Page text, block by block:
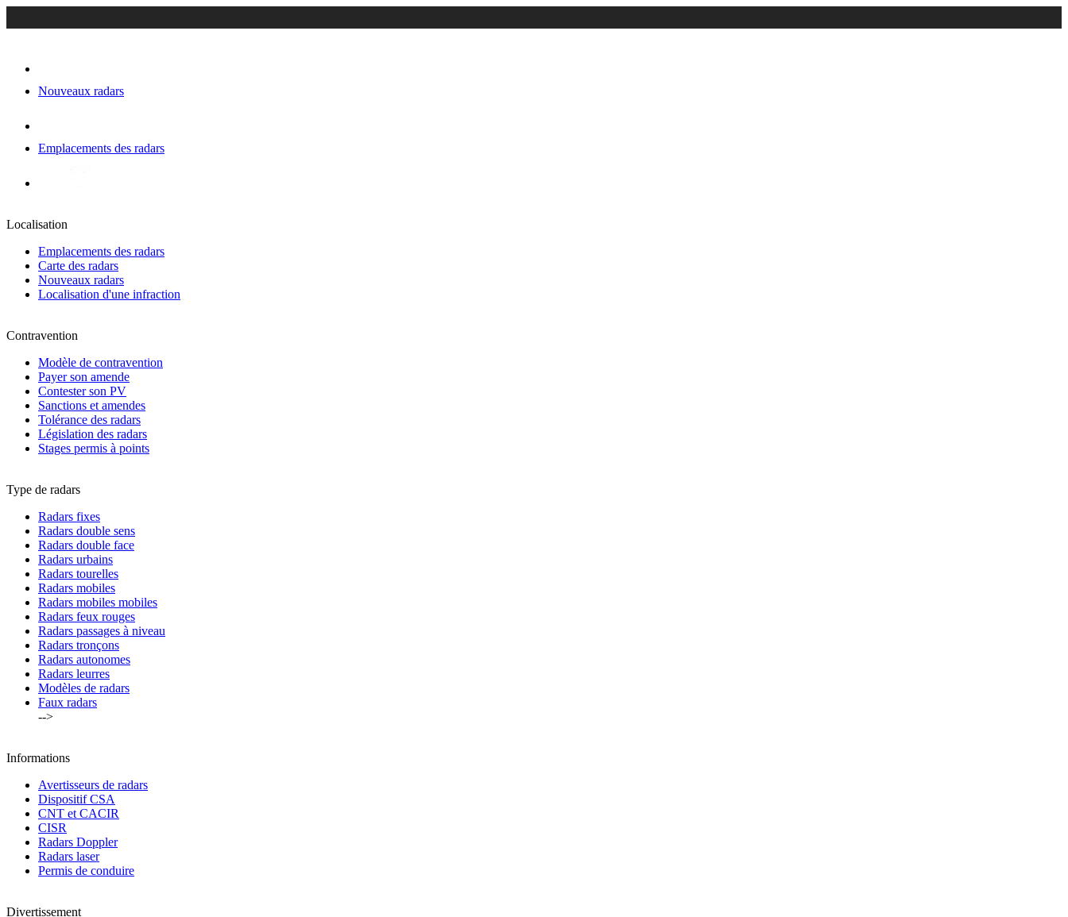
Nouveaux radars
Emplacements des radars
Localisation
Emplacements des radars
Carte des radars
Nouveaux radars
Localisation d'une infraction
Contravention
Modèle de contravention
Payer son amende
Contester son PV
Sanctions et amendes
Tolérance des radars
Législation des radars
Stages permis à points
Type de radars
Radars fixes
Radars double sens
Radars double face
Radars urbains
Radars tourelles
Radars mobiles
Radars mobiles mobiles
Radars feux rouges
Radars passages à niveau
Radars tronçons
Radars autonomes
Radars leurres
Modèles de radars
Faux radars
-->
Informations
Avertisseurs de radars
Dispositif CSA
CNT et CACIR
CISR
Radars Doppler
Radars laser
Permis de conduire
Divertissement